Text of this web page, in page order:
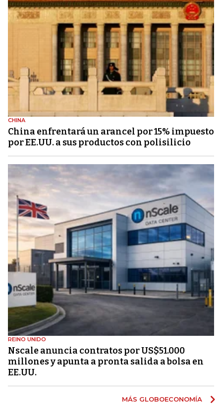
CHINA
China enfrentará un arancel por 15% impuesto
por EE.UU. a sus productos con polisilicio
REINO UNIDO
Nscale anuncia contratos por US$51.000
millones y apunta a pronta salida a bolsa en
EE.UU.
MÁS GLOBOECONOMÍA